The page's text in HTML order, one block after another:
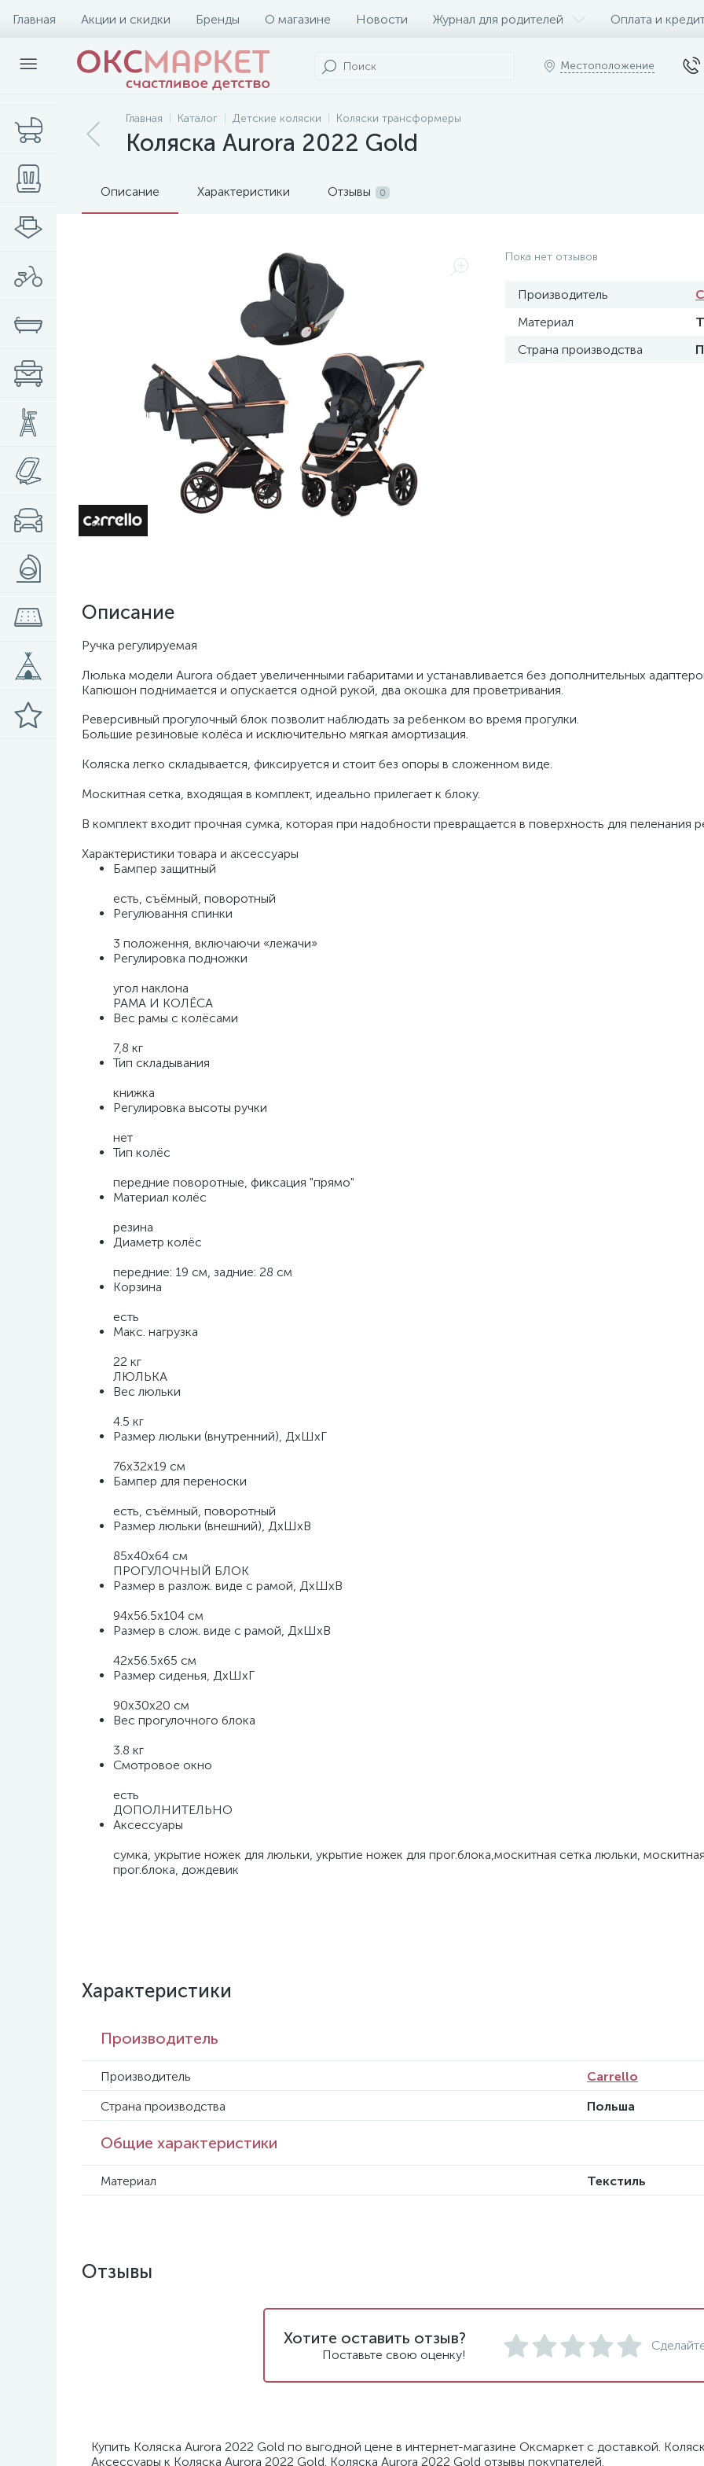
Главная Акции и скидки Бренды О магазине Новости Журнал для родителей Оплата и
Местоположение
Главная Каталог Детские коляски Коляски трансформеры
Коляска Aurora 2022 Gold
Описание Характеристики Отзывы 0
Пока нет отзывов
Производитель
Материал
Страна производства
Описание
Ручка регулируемая
Люлька модели Aurora обдает увеличенными габаритами и устанавливается без дополнительных
Капюшон поднимается и опускается одной рукой, два окошка для проветривания.
Реверсивный прогулочный блок позволит наблюдать за ребенком во время прогулки.
Большие резиновые колёса и исключительно мягкая амортизация.
Коляска легко складывается, фиксируется и стоит без опоры в сложенном виде.
Москитная сетка, входящая в комплект, идеально прилегает к блоку.
В комплект входит прочная сумка, которая при надобности превращается в поверхность для пеленания
Характеристики товара и аксессуары
Бампер защитный
есть, съёмный, поворотный
Регулювання спинки
3 положення, включаючи «лежачи»
Регулировка подножки
угол наклона
РАМА И КОЛЁСА
Вес рамы с колёсами
7,8 кг
Тип складывания
книжка
Регулировка высоты ручки
нет
Тип колёс
передние поворотные, фиксация "прямо"
Материал колёс
резина
Диаметр колёс
передние: 19 см, задние: 28 см
Корзина
есть
Макс. нагрузка
22 кг
ЛЮЛЬКА
Вес люльки
4.5 кг
Размер люльки (внутренний), ДхШхГ
76x32x19 см
Бампер для переноски
есть, съёмный, поворотный
Размер люльки (внешний), ДхШхВ
85х40х64 см
ПРОГУЛОЧНЫЙ БЛОК
Размер в разлож. виде с рамой, ДхШхВ
94х56.5х104 см
Размер в слож. виде с рамой, ДхШхВ
42х56.5х65 см
Размер сиденья, ДхШхГ
90х30х20 см
Вес прогулочного блока
3.8 кг
Смотровое окно
есть
ДОПОЛНИТЕЛЬНО
Аксессуары
сумка, укрытие ножек для люльки, укрытие ножек для прог.блока,москитная сетка люльки,
прог.блока, дождевик
Характеристики
Производитель
Производитель
Carrello
Страна производства
Польша
Общие характеристики
Материал Текстиль
Отзывы
Хотите оставить отзыв?
Поставьте свою оценку!
Купить Коляска Aurora 2022 Gold по выгодной цене в интернет-магазине Оксмаркет с доставкой.
Аксессуары к Коляска Aurora 2022 Gold. Коляска Aurora 2022 Gold отзывы покупателей.